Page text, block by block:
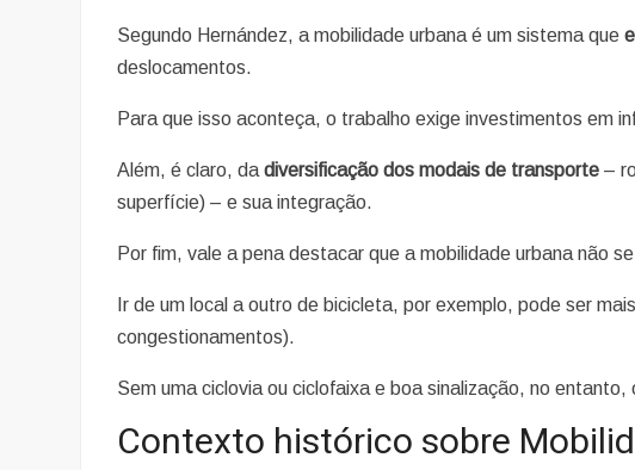
Segundo Hernández, a mobilidade urbana é um sistema que
deslocamentos.
Para que isso aconteça, o trabalho exige investimentos em
Além, é claro, dadiversificação dos modais de transporte–
superfície) – e sua integração.
Por fim, vale a pena destacar que a mobilidade urbana não
Ir de um local a outro de bicicleta, por exemplo, pode ser
congestionamentos).
Sem uma ciclovia ou ciclofaixa e boa sinalização, no
Contexto histórico sobre